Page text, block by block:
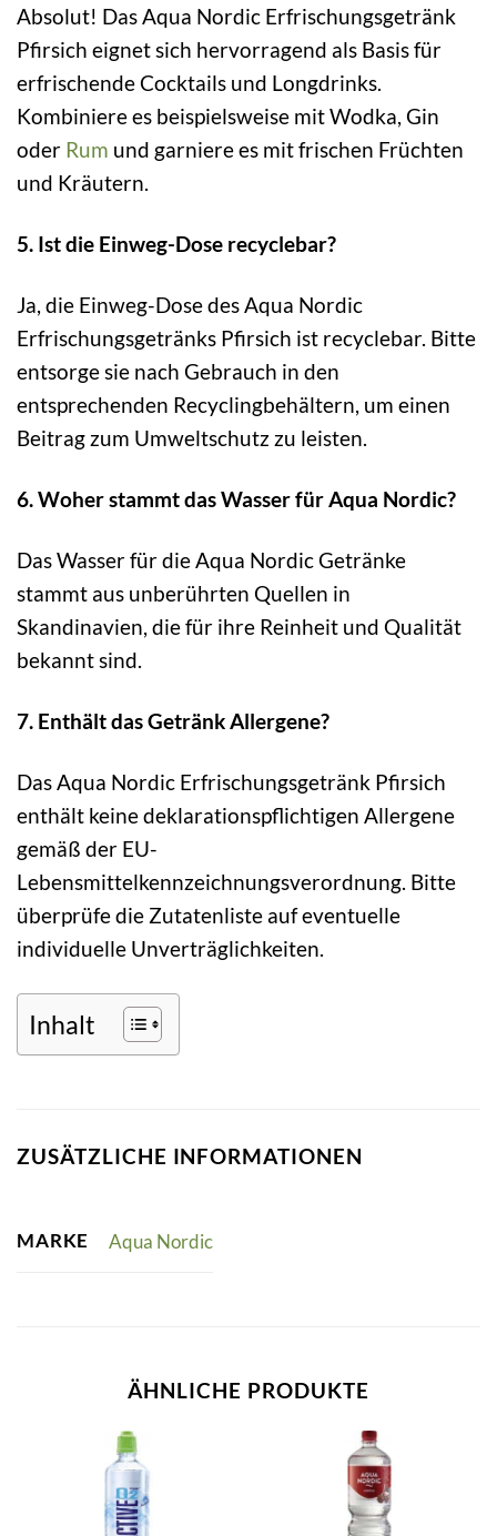
Absolut! Das Aqua Nordic Erfrischungsgetränk
Pfirsich eignet sich hervorragend als Basis für
erfrischende Cocktails und Longdrinks.
Kombiniere es beispielsweise mit Wodka, Gin
oder Rum und garniere es mit frischen Früchten
und Kräutern.
5. Ist die Einweg-Dose recyclebar?
Ja, die Einweg-Dose des Aqua Nordic
Erfrischungsgetränks Pfirsich ist recyclebar. Bitte
entsorge sie nach Gebrauch in den
entsprechenden Recyclingbehältern, um einen
Beitrag zum Umweltschutz zu leisten.
6. Woher stammt das Wasser für Aqua Nordic?
Das Wasser für die Aqua Nordic Getränke
stammt aus unberührten Quellen in
Skandinavien, die für ihre Reinheit und Qualität
bekannt sind.
7. Enthält das Getränk Allergene?
Das Aqua Nordic Erfrischungsgetränk Pfirsich
enthält keine deklarationspflichtigen Allergene
gemäß der EU-
Lebensmittelkennzeichnungsverordnung. Bitte
überprüfe die Zutatenliste auf eventuelle
individuelle Unverträglichkeiten.
Inhalt
ZUSÄTZLICHE INFORMATIONEN
MARKE Aqua Nordic
ÄHNLICHE PRODUKTE